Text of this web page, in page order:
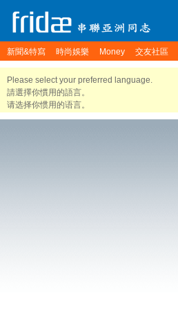
新聞&特寫 時尚娛樂 Money 交友社區
Please select your preferred language.
請選擇你慣用的語言。
请选择你惯用的语言。